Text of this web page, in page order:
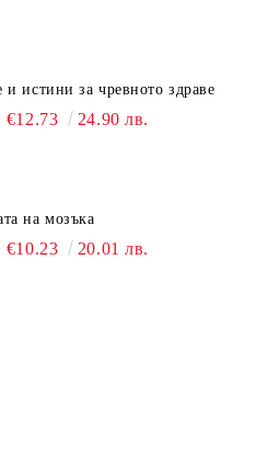
и истини за чревното здраве
€12.73 24.90 лв.
на мозъка
€10.23 20.01 лв.